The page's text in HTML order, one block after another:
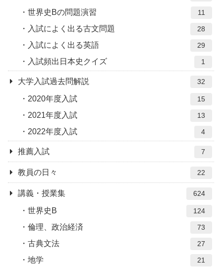
世界史Bの問題演習 11
入試によく出る古文問題 28
入試によく出る英語 29
入試頻出日本史クイズ 1
大学入試過去問解説 32
2020年度入試 15
2021年度入試 13
2022年度入試 4
推薦入試 7
教員の日々 22
講義・授業集 624
世界史B 124
倫理、政治経済 73
古典文法 27
地学 21